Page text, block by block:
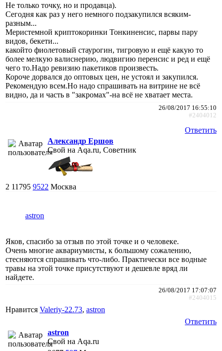
Не только точку, но и продавца).
Сегодня как раз у него немного подзакупился всяким-
разным...
Меристемной криптокоринки Тонкиненсис, парвы пару
видов, бекети...
какойто фиолетовый стаурогин, тигровую и ещё какую то
более мелкую валиснерию, людвигию перенсис и ред и ещё
чего то.Надо ревизию пакетиков произвесть.
Короче дорвался до оптовых цен, не устоял и закупился.
Рекомендую всем.Но надо спрашивать на витрине не всё
видно, да и часть в "закромах"-на всё не хватает места.
26/08/2017 16:55:10
#2404012
Ответить
Александр Ершов
Свой на Aqa.ru, Советник
2 11795 9522 Москва
astron
Яков, спасибо за отзыв по этой точке и о человеке.
Очень многие аквариумисты, к большому сожалению,
стесняются спрашивать что-либо. Практически все водные
травы на этой точке присутствуют и дешевле вряд ли
найдете.
26/08/2017 17:07:07
#2404015
Нравится Valeriy-22.73, astron
Ответить
astron
Свой на Aqa.ru